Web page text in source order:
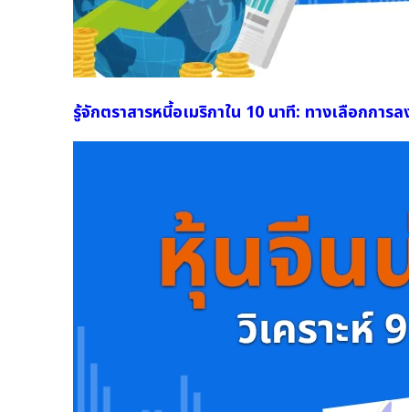
รู้จักตราสารหนี้อเมริกาใน 10 นาที: ทางเลือกกา